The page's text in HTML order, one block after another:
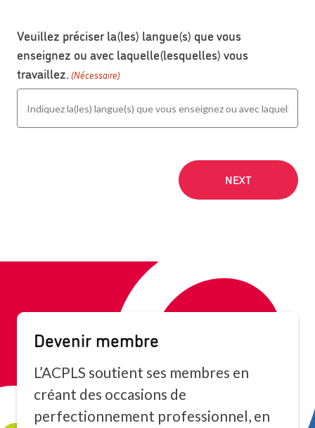
Veuillez préciser la(les) langue(s) que vous
enseignez ou avec laquelle(lesquelles) vous
travaillez. (Nécessaire)
Devenir membre
L’ACPLS soutient ses membres en
créant des occasions de
perfectionnement professionnel, en